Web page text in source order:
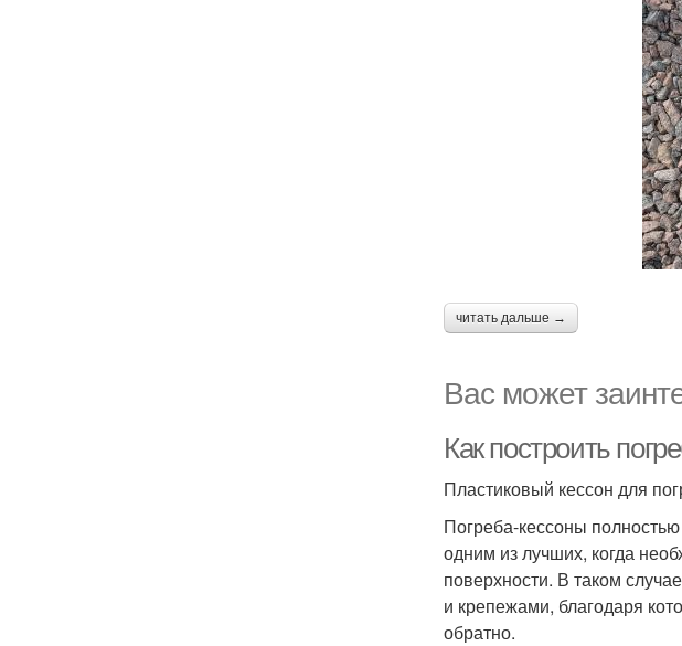
читать дальше →
Вас может
Как построить
Пластиковый кессон для
Погреба-кессоны
одним из лучших, когда
поверхности. В таком
и крепежами, благодаря
обратно.